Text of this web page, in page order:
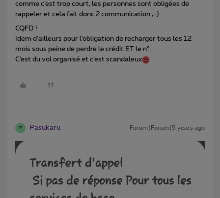
comme c’est trop court, les personnes sont obligées de
rappeler et cela fait donc 2 communication ;-)
CQFD !
Idem d’ailleurs pour l’obligation de recharger tous les 12
mois sous peine de perdre le crédit ET le n°.
C’est du vol organisé et c’est scandaleux
P Pasukaru Forum|Forum|5 years ago